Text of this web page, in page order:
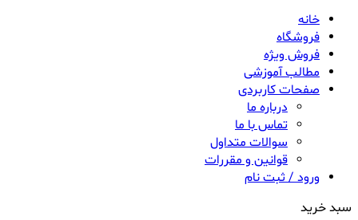
خانه
فروشگاه
فروش ویژه
مطالب آموزشی
صفحات کاربردی
درباره ما
تماس با ما
سوالات متداول
قوانین و مقررات
ورود / ثبت نام
سبد خرید